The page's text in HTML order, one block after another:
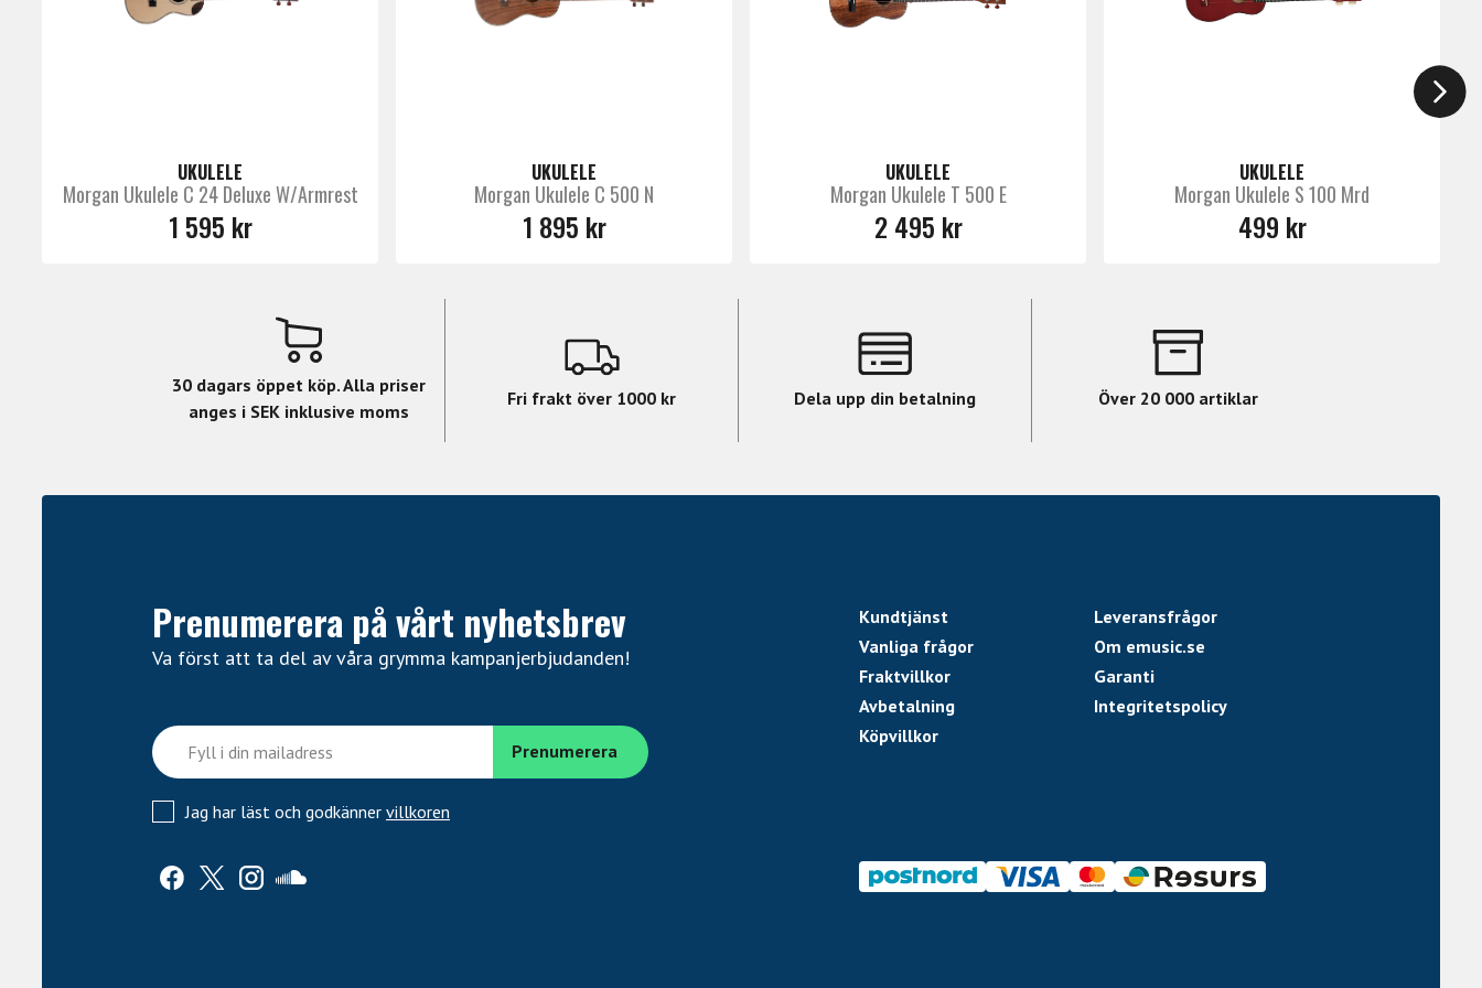
• Inbyggd preamp: Ja.
UKULELE
Morgan Ukulele C 24 Deluxe W/Armrest
1 595 kr
UKULELE
Morgan Ukulele C 500 N
1 895 kr
UKULELE
Morgan Ukulele T 500 E
2 495 kr
UKULELE
Morgan Ukulele S 100 Mrd
499 kr
30 dagars öppet köp. Alla priser
anges i SEK inklusive moms
Fri frakt över 1000 kr Dela upp din betalning Över 20 000 artiklar
Prenumerera på vårt nyhetsbrev
Va först att ta del av våra grymma kampanjerbjudanden!
Jag har läst och godkänner villkoren
Kundtjänst
Leveransfrågor
Vanliga frågor
Om emusic.se
Fraktvillkor
Garanti
Avbetalning
Integritetspolicy
Köpvillkor